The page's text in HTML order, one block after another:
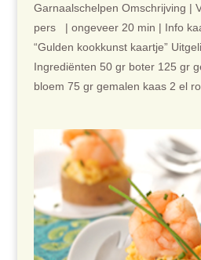
Garnaalschelpen Omschrijving |
pers | ongeveer 20 min | Info
“Gulden kookkunst kaartje”
Ingrediënten 50 gr boter 125 gr
bloem 75 gr gemalen kaas 2 el